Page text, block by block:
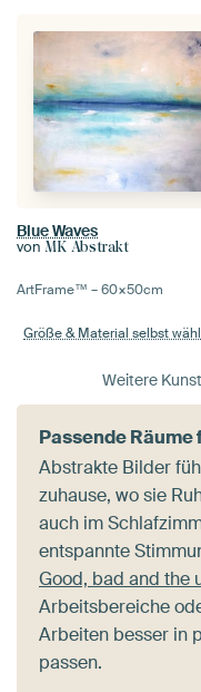
Blue Waves
von MK Abstrakt
ArtFrame™ –60×50cm
Größe & Material selbst
Weitere
Passende
Abstrakte Bilder
zuhause, wo sie
auch im
entspannte
Good, bad and the
Arbeitsbereiche
Arbeiten besser in
passen.